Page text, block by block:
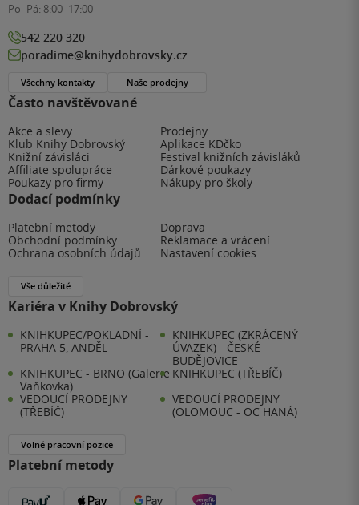
Často navštěvované
Akce a slevy
Prodejny
Klub Knihy Dobrovský
Aplikace KDčko
Knižní závisláci
Festival knižních závisláků
Affiliate spolupráce
Dárkové poukazy
Poukazy pro firmy
Nákupy pro školy
Dodací podmínky
Platební metody
Doprava
Obchodní podmínky
Reklamace a vrácení
Ochrana osobních údajů
Nastavení cookies
Vše důležité
Kariéra v Knihy Dobrovský
KNIHKUPEC/POKLADNÍ -
PRAHA 5, ANDĚL
KNIHKUPEC (ZKRÁCENÝ
ÚVAZEK) - ČESKÉ
BUDĚJOVICE
KNIHKUPEC - BRNO (Galerie
Vaňkovka)
KNIHKUPEC (TŘEBÍČ)
VEDOUCÍ PRODEJNY
(TŘEBÍČ)
VEDOUCÍ PRODEJNY
(OLOMOUC - OC HANÁ)
Volné pracovní pozice
Platební metody
Po–Pá: 8:00–17:00
542 220 320
poradime@knihydobrovsky.cz
Všechny kontakty Naše prodejny